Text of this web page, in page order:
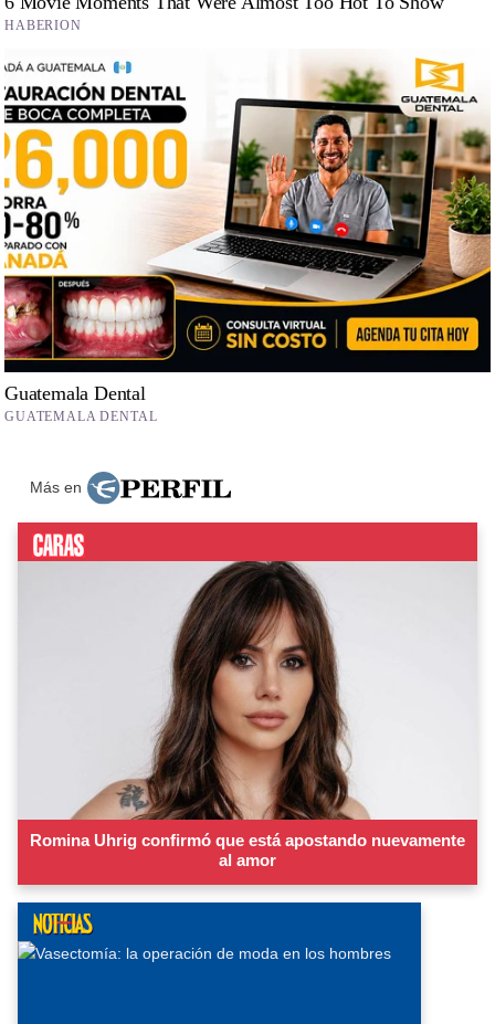
Más en
Romina Uhrig confirmó que está apostando nuevamente
al amor